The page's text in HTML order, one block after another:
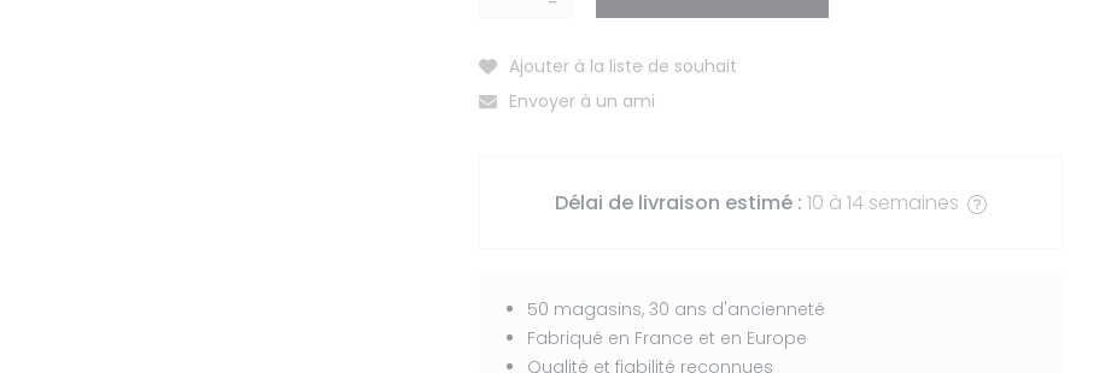
Fauteuil relax Dany
Ajouter à la liste de souhait
Envoyer à un ami
Délai de livraison estimé : 10 à 14 semaines
50 magasins, 30 ans d'ancienneté
Fabriqué en France et en Europe
Qualité et fiabilité reconnues